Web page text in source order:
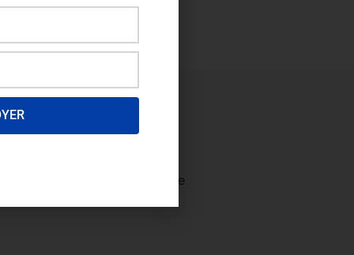
afin de consulter le